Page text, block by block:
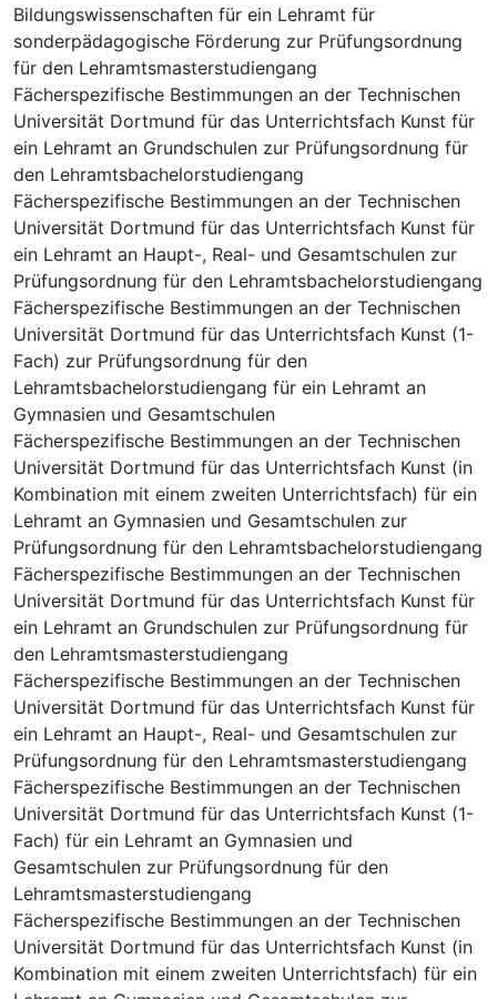
Bildungswissenschaften für ein Lehramt für
sonderpädagogische Förderung zur Prüfungsordnung
für den Lehramtsmasterstudiengang
Fächerspezifische Bestimmungen an der Technischen
Universität Dortmund für das Unterrichtsfach Kunst für
ein Lehramt an Grundschulen zur Prüfungsordnung für
den Lehramtsbachelorstudiengang
Fächerspezifische Bestimmungen an der Technischen
Universität Dortmund für das Unterrichtsfach Kunst für
ein Lehramt an Haupt-, Real- und Gesamtschulen zur
Prüfungsordnung für den Lehramtsbachelorstudiengang
Fächerspezifische Bestimmungen an der Technischen
Universität Dortmund für das Unterrichtsfach Kunst (1-
Fach) zur Prüfungsordnung für den
Lehramtsbachelorstudiengang für ein Lehramt an
Gymnasien und Gesamtschulen
Fächerspezifische Bestimmungen an der Technischen
Universität Dortmund für das Unterrichtsfach Kunst (in
Kombination mit einem zweiten Unterrichtsfach) für ein
Lehramt an Gymnasien und Gesamtschulen zur
Prüfungsordnung für den Lehramtsbachelorstudiengang
Fächerspezifische Bestimmungen an der Technischen
Universität Dortmund für das Unterrichtsfach Kunst für
ein Lehramt an Grundschulen zur Prüfungsordnung für
den Lehramtsmasterstudiengang
Fächerspezifische Bestimmungen an der Technischen
Universität Dortmund für das Unterrichtsfach Kunst für
ein Lehramt an Haupt-, Real- und Gesamtschulen zur
Prüfungsordnung für den Lehramtsmasterstudiengang
Fächerspezifische Bestimmungen an der Technischen
Universität Dortmund für das Unterrichtsfach Kunst (1-
Fach) für ein Lehramt an Gymnasien und
Gesamtschulen zur Prüfungsordnung für den
Lehramtsmasterstudiengang
Fächerspezifische Bestimmungen an der Technischen
Universität Dortmund für das Unterrichtsfach Kunst (in
Kombination mit einem zweiten Unterrichtsfach) für ein